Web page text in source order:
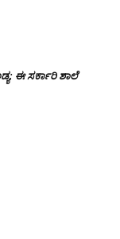
ಈ ಸರ್ಕಾರಿ ಶಾಲೆ